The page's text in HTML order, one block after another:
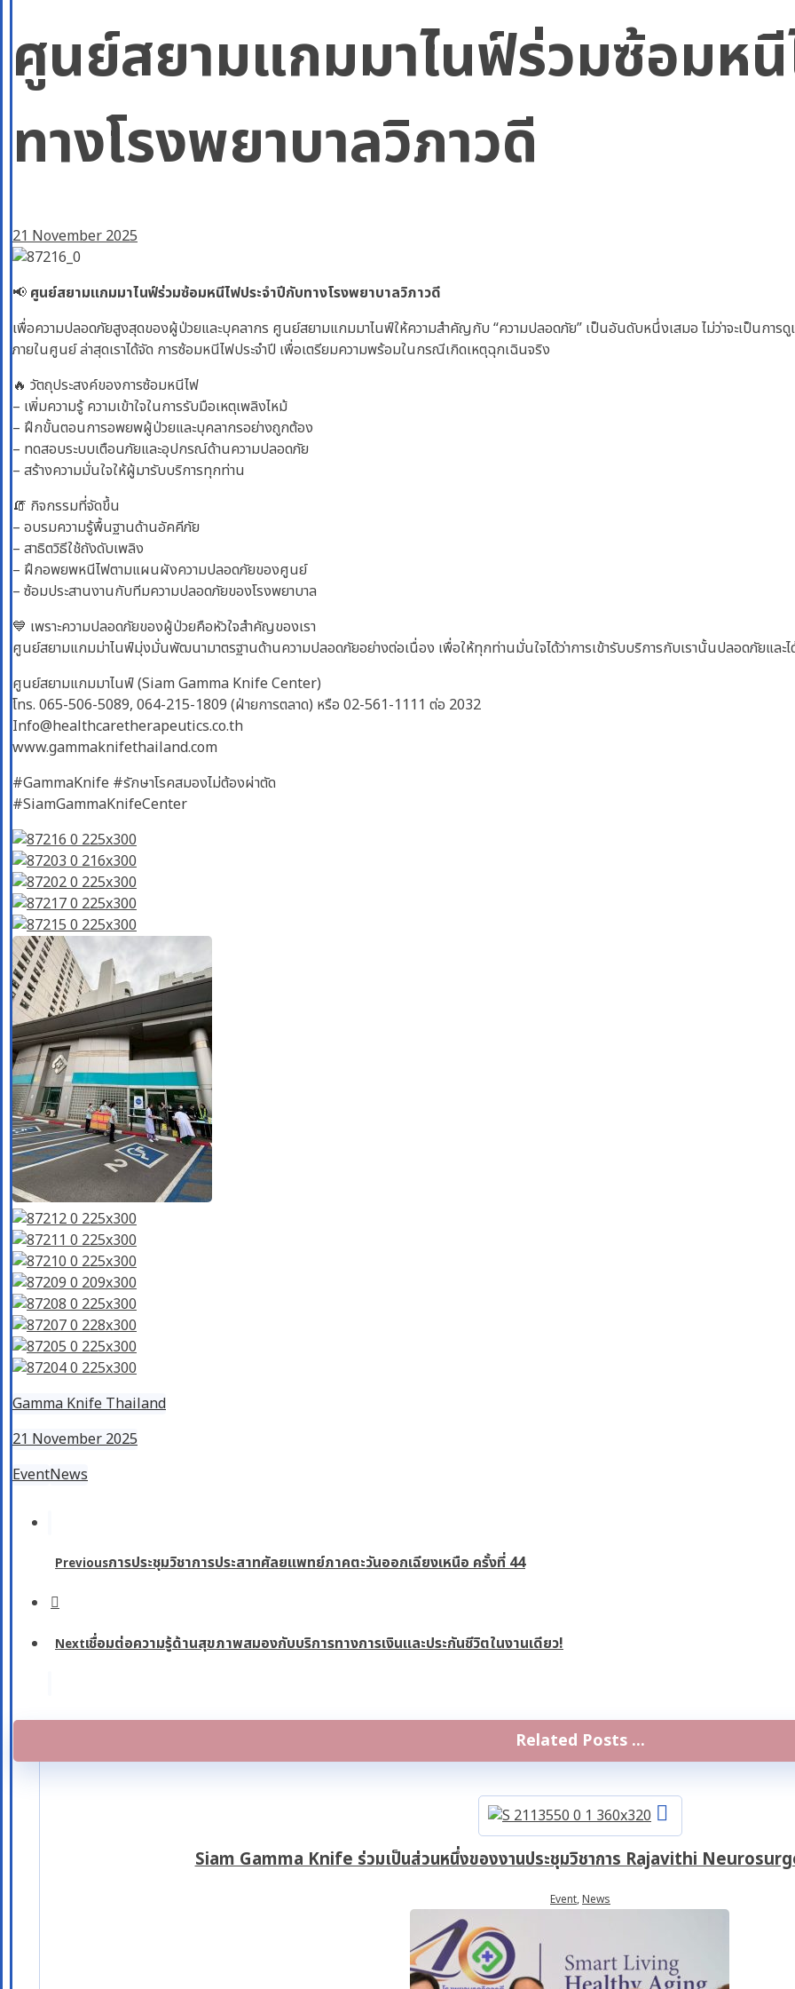
ศูนย์สยามแกมมาไนฟ์ร่วมซ้อมหนี
ทางโรงพยาบาลวิภาวดี
21 November 2025
📢 ศูนย์สยามแกมมาไนฟ์ร่วมซ้อมหนีไฟประจำปีกับทางโรงพยาบาลวิภาวดี
เพื่อความปลอดภัยสูงสุดของผู้ป่วยและบุคลากร ศูนย์สยามแกมมาไนฟ์ให้ความสำคัญกับ “ความปลอดภัย” เป็นอันดับหนึ่งเสมอ ไม่ว่าจะเป็นการ
ภายในศูนย์ ล่าสุดเราได้จัด การซ้อมหนีไฟประจำปี เพื่อเตรียมความพร้อมในกรณีเกิดเหตุฉุกเฉินจริง
🔥 วัตถุประสงค์ของการซ้อมหนีไฟ
– เพิ่มความรู้ ความเข้าใจในการรับมือเหตุเพลิงไหม้
– ฝึกขั้นตอนการอพยพผู้ป่วยและบุคลากรอย่างถูกต้อง
– ทดสอบระบบเตือนภัยและอุปกรณ์ด้านความปลอดภัย
– สร้างความมั่นใจให้ผู้มารับบริการทุกท่าน
🧯 กิจกรรมที่จัดขึ้น
– อบรมความรู้พื้นฐานด้านอัคคีภัย
– สาธิตวิธีใช้ถังดับเพลิง
– ฝึกอพยพหนีไฟตามแผนผังความปลอดภัยของศูนย์
– ซ้อมประสานงานกับทีมความปลอดภัยของโรงพยาบาล
💙 เพราะความปลอดภัยของผู้ป่วยคือหัวใจสำคัญของเรา
ศูนย์สยามแกมม่าไนฟ์มุ่งมั่นพัฒนามาตรฐานด้านความปลอดภัยอย่างต่อเนื่อง เพื่อให้ทุกท่านมั่นใจได้ว่าการเข้ารับบริการกับเรานั้นปลอดภัยและไ
ศูนย์สยามแกมมาไนฟ์ (Siam Gamma Knife Center)
โทร. 065-506-5089, 064-215-1809 (ฝ่ายการตลาด) หรือ 02-561-1111 ต่อ 2032
Info@healthcaretherapeutics.co.th
www.gammaknifethailand.com
#GammaKnife #รักษาโรคสมองไม่ต้องผ่าตัด
#SiamGammaKnifeCenter
Gamma Knife Thailand
21 November 2025
EventNews
Previousการประชุมวิชาการประสาทศัลยแพทย์ภาคตะวันออกเฉียงเหนือ ครั้งที่ 44
Nextเชื่อมต่อความรู้ด้านสุขภาพสมองกับบริการทางการเงินและประกันชีวิตในงานเดียว!
Related Posts ...
Siam Gamma Knife ร่วมเป็นส่วนหนึ่งของงานประชุมวิชาการ Rajavithi
Event,News